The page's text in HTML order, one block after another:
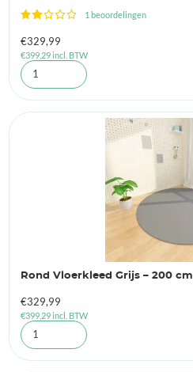
1 beoordelingen
€329,99
€399,29incl. BTW
Rond Vloerkleed Grijs – 200 cm
€329,99
€399,29incl. BTW